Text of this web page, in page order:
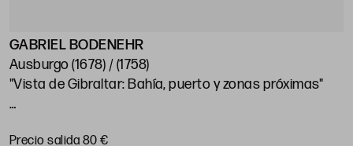
GABRIEL BODENEHR
Ausburgo (1678) / (1758)
"Vista de Gibraltar: Bahía, puerto y zonas próximas"
Precio salida 80 €